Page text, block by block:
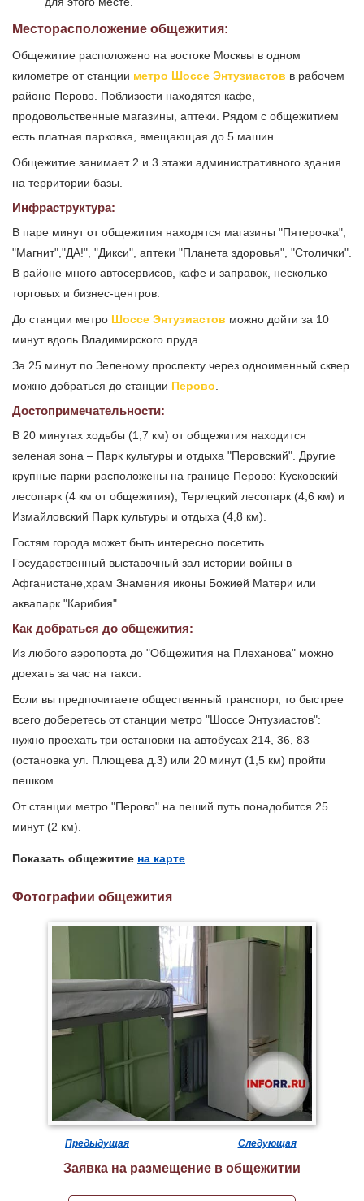
Месторасположение общежития:
Общежитие расположено на востоке Москвы в одном
километре от станции метро Шоссе Энтузиастов в рабочем
районе Перово. Поблизости находятся кафе,
продовольственные магазины, аптеки. Рядом с общежитием
есть платная парковка, вмещающая до 5 машин.
Общежитие занимает 2 и 3 этажи административного здания
на территории базы.
Инфраструктура:
В паре минут от общежития находятся магазины "Пятерочка",
"Магнит","ДА!", "Дикси", аптеки "Планета здоровья", "Столички".
В районе много автосервисов, кафе и заправок, несколько
торговых и бизнес-центров.
До станции метро Шоссе Энтузиастов можно дойти за 10
минут вдоль Владимирского пруда.
За 25 минут по Зеленому проспекту через одноименный сквер
можно добраться до станции Перово.
Достопримечательности:
В 20 минутах ходьбы (1,7 км) от общежития находится
зеленая зона – Парк культуры и отдыха "Перовский". Другие
крупные парки расположены на границе Перово: Кусковский
лесопарк (4 км от общежития), Терлецкий лесопарк (4,6 км) и
Измайловский Парк культуры и отдыха (4,8 км).
Гостям города может быть интересно посетить
Государственный выставочный зал истории войны в
Афганистане,храм Знамения иконы Божией Матери или
аквапарк "Карибия".
Как добраться до общежития:
Из любого аэропорта до "Общежития на Плеханова" можно
доехать за час на такси.
Если вы предпочитаете общественный транспорт, то быстрее
всего доберетесь от станции метро "Шоссе Энтузиастов":
нужно проехать три остановки на автобусах 214, 36, 83
(остановка ул. Плющева д.3) или 20 минут (1,5 км) пройти
пешком.
От станции метро "Перово" на пеший путь понадобится 25
минут (2 км).
Показать общежитие на карте
Фотографии общежития
Предыдущая Следующая
Заявка на размещение в общежитии